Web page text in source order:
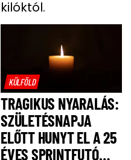
kilóktól.
KÜLFÖLD
TRAGIKUS NYARALÁS:
SZÜLETÉSNAPJA
ELŐTT HUNYT EL A 25
ÉVES SPRINTFUTÓ